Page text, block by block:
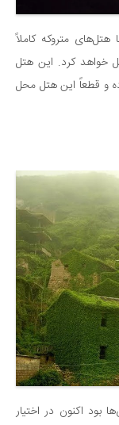
هتل‌های متروکه کاملاً
خواهد کرد. این هتل
و قطعاً این هتل محل
اکنون در اختیار